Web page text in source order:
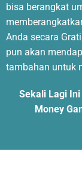
bisa berangkat
Anda secara
pun akan
tambahan untuk
Sekali Lagi
Money